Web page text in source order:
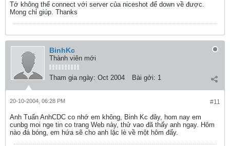
Tớ không thể connect với server của niceshot để down về được.
Mong chỉ giúp. Thanks
BinhKc
Thành viên mới
Tham gia ngày: Oct 2004 Bài gởi: 1
#11
20-10-2004, 06:28 PM
Anh Tuấn AnhCDC co nhớ em không, Binh Kc đây, hom nay em
cunbg moi nge tin co trang Web này, thử vao đã thấy anh ngay. Hôm
nào đá bóng, em hứa sẽ cho anh lặc lè về một hôm đấy.